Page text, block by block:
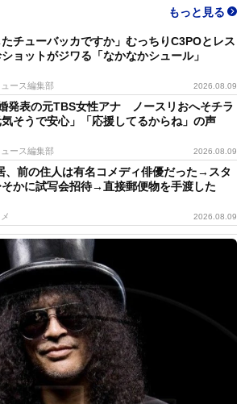
もっと見る
たチューバッカですか」むっちりC3POとレス
ョットがジワる「なかなかシュール」
ース編集部 2026.08.09
発表の元TBS女性アナ ノースリおへそチラ
気そうで安心」「応援してるからね」の声
ース編集部 2026.08.09
、前の住人は有名コメディ俳優だった→スタ
そかに試写会招待→直接郵便物を手渡した
2026.08.09